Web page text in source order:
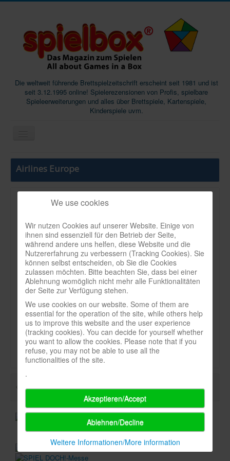
Die weltweit führende Brettspielzeitschrift erscheint seit 1981 und ist
seit 3.12.1995 online! Spielerezensionen von Profis, spielbare
Spieleerweiterungen und alles über Brettspiele, Kartenspiele,
Kinderspiele uvm.
Start
Abos/Subscriptions
SpieleMag
Infos
Shop
Download spielbox Special 2025
Spieledatenbank
Premium login
Neuheiten-New Games
Preise-Awards
Branchen-/Wirtschaftsnews
Crowdfunding
Veranstaltungen-Events
Airlines Europe
VerlBeschThema:
Heft:
5_11
Seite:
28
Art:
Stichwort
Durchschnittsnote-spielbox:
We use cookies
Wir nutzen Cookies auf unserer Website. Einige von
ihnen sind essenziell für den Betrieb der Seite,
während andere uns helfen, diese Website und die
Nutzererfahrung zu verbessern (Tracking Cookies). Sie
können selbst entscheiden, ob Sie die Cookies
zulassen möchten. Bitte beachten Sie, dass bei einer
Ablehnung womöglich nicht mehr alle Funktionalitäten
der Seite zur Verfügung stehen.
We use cookies on our website. Some of them are
essential for the operation of the site, while others help
us to improve this website and the user experience
(tracking cookies). You can decide for yourself whether
you want to allow the cookies. Please note that if you
refuse, you may not be able to use all the
functionalities of the site.
.
Akzeptieren/Accept
Ablehnen/Decline
Weitere Informationen/More information